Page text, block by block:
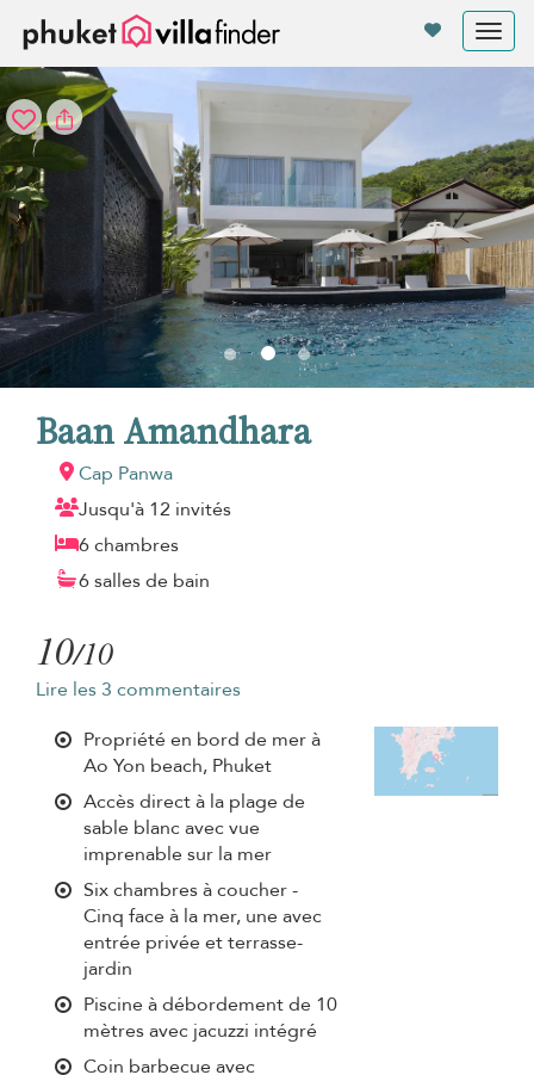
Baan Amandhara
Cap Panwa
Jusqu'à 12 invités
6 chambres
6 salles de bain
10/10
Lire les 3 commentaires
Propriété en bord de mer à
Ao Yon beach, Phuket
Accès direct à la plage de
sable blanc avec vue
imprenable sur la mer
Six chambres à coucher -
Cinq face à la mer, une avec
entrée privée et terrasse-
jardin
Piscine à débordement de 10
mètres avec jacuzzi intégré
Coin barbecue avec
Vos paramètres de cookies